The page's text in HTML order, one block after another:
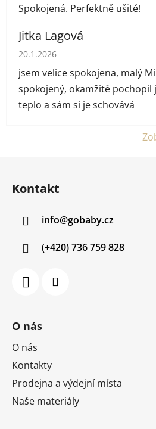
Spokojená. Perfektně ušité!
Jitka Lagová
Hodnocení obchodu je 5 z 5
20.1.2026
jsem velice spokojena, malý
spokojený, okamžitě pochopil
teplo a sám si je schovává
Kontakt
info@gobaby.cz
(+420) 736 759 828
O nás
O nás
Kontakty
Prodejna a výdejní místa
Naše materiály